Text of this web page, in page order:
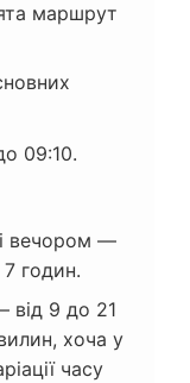
маршрут
09:10.
вечором —
годин.
від 9 до 21
хоча у
часу